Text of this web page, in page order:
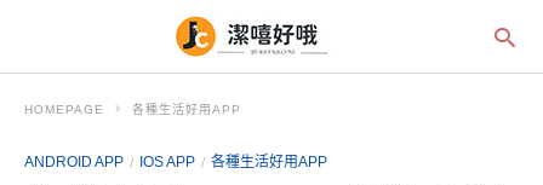
HOMEPAGE 各種生活好用APP
ANDROID APP IOS APP 各種生活好用APP